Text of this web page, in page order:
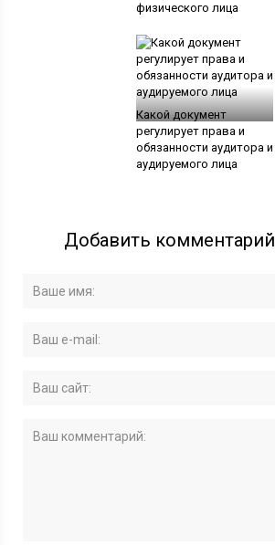
физического лица
Какой документ
регулирует права и
обязанности аудитора и
аудируемого лица
Добавить комментарий